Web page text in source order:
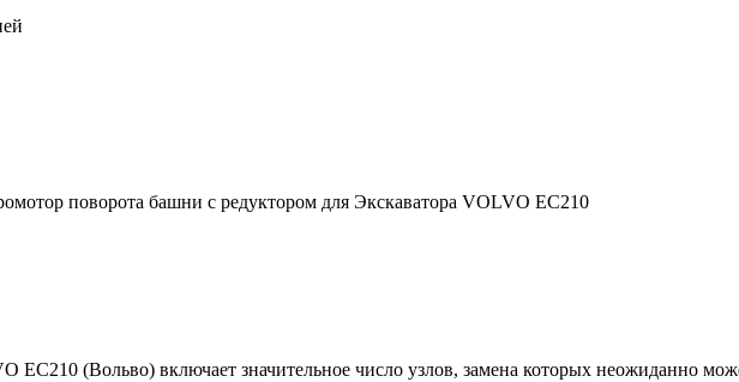
поворота башни с редуктором для Экскаватора VOLVO EC210
EC210 (Вольво) включает значительное число узлов, замена которых неожиданно